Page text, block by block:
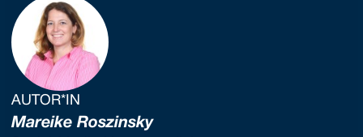
AUTOR*IN
Mareike Roszinsky